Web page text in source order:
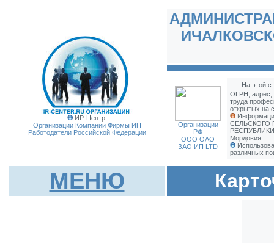
ИР-Центр.
Организации Компании Фирмы ИП
Работодатели Российской Федерации
Организации
РФ
ООО ОАО
ЗАО ИП LTD
На этой
ОГРН, адрес,
труда
открытых на
СЕЛЬСКОГО
Мордовия
различных
МЕНЮ